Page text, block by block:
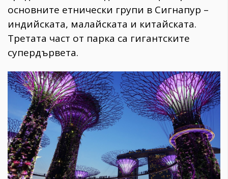
основните етнически групи в Сигнапур –
индийската, малайската и китайската.
Третата част от парка са гигантските
супердървета.